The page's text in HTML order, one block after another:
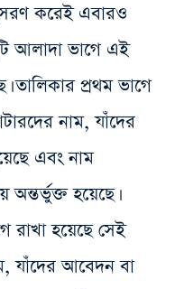
করেই এবারও
আলাদা ভাগে এই
তালিকার প্রথম ভাগে
নাম, যাঁদের
এবং নাম
অন্তর্ভুক্ত হয়েছে।
রাখা হয়েছে সেই
যাঁদের আবেদন বা